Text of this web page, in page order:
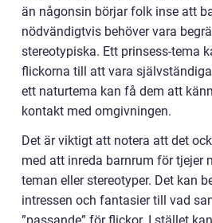
än någonsin börjar folk inse att
nödvändigtvis behöver vara
stereotypiska. Ett prinsess-tema
flickorna till att vara
ett naturtema kan få dem att
kontakt med omgivningen.
Det är viktigt att notera att det
med att inreda barnrum för tjejer
teman eller stereotyper. Det kan
intressen och fantasier till vad
”passande” för flickor. I stället